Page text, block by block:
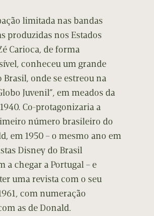
limitada nas bandas
produzidas nos Estados
Carioca, de forma
conheceu um grande
Brasil, onde se estreou na
Juvenil”, em meados da
Co-protagonizaria a
número brasileiro do
em 1950 – o mesmo ano em
Disney do Brasil
a chegar a Portugal – e
uma revista com o seu
com numeração
as de Donald.